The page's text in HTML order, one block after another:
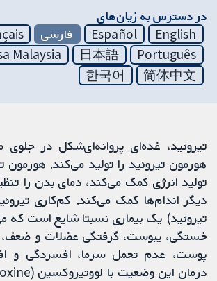
در دسترس به زیان‌های
English
Español فارسی
Português
日本語
Malaysia
简体中文
한국어
تیروئید، غده‌ای پروانه‌ای‌شکل در
هورمون تیروئید را تولید می‌کند. هورمون
تولید انرژی کمک می‌کند، دمای بدن را
دیگر اندام‌ها کمک می‌کند. کم‌کاری
تیروئید) یک بیماری نسبتا شایع است که
خستگی، یبوست، گرفتگی عضلات و
پوست، عدم تحمل سرما، افسردگی و